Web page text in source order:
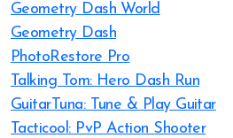
Geometry Dash World
Geometry Dash
PhotoRestore Pro
Talking Tom: Hero Dash Run
GuitarTuna: Tune & Play Guitar
Tacticool: PvP Action Shooter